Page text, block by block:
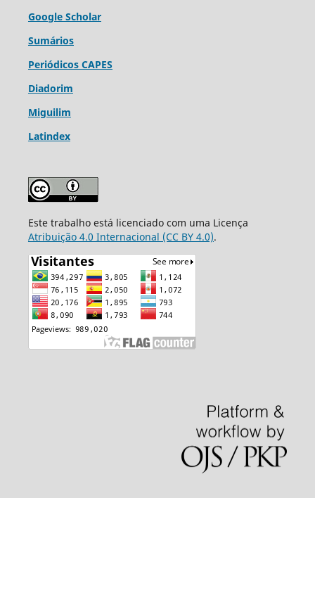
Google Scholar
Sumários
Periódicos CAPES
Diadorim
Miguilim
Latindex
Este trabalho está licenciado com uma Licença
Atribuição 4.0 Internacional (CC BY 4.0).